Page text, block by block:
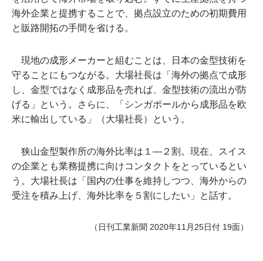
海外企業と提携することで、拠点設立のための初期費用
と販路開拓の手間を省ける。
現地の成形メーカーと組むことは、日本の金型技術を
守ることにもつながる。大場社長は「海外の拠点で成形
し、金型ではなく成形品を売れば、金型技術の流出が防
げる」という。さらに、「シンガポールから成形品を欧
米に輸出している」（大場社長）という。
狭山金型製作所の海外比率は１―２割。現在、スイス
の企業とも業務提携に向けコンタクトをとっているとい
う。大場社長は「国内の仕事を維持しつつ、海外からの
受注を積み上げ、海外比率を５割にしたい」と話す。
（日刊工業新聞 2020年11月25日付 19面）